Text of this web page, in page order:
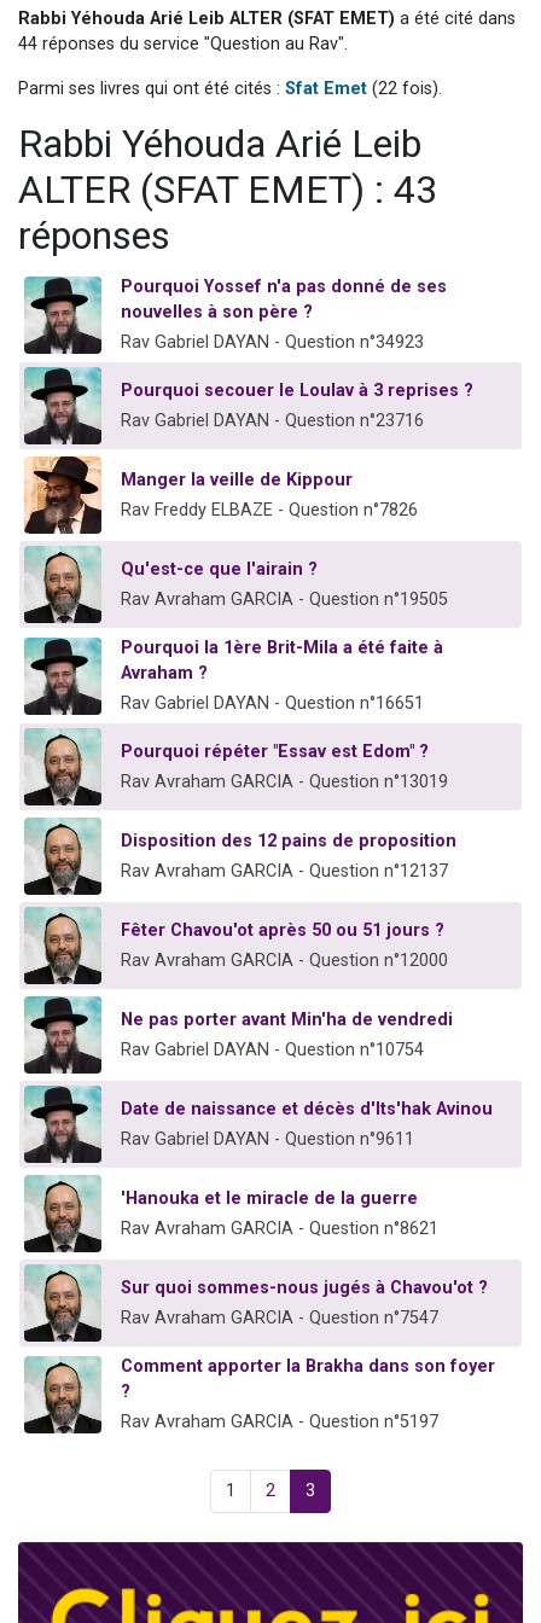
Il reste 49 places pour étudier en groupe sur Zoom
2 nouvelles musiques dans Torah-Box Music
Rabbi Yéhouda Arié Leib ALTER (SFAT EMET) a été cité dans
44 réponses du service "Question au Rav".
Parmi ses livres qui ont été cités : Sfat Emet (22 fois).
Rabbi Yéhouda Arié Leib
ALTER (SFAT EMET) : 43
réponses
Pourquoi Yossef n'a pas donné de ses
nouvelles à son père ?
Rav Gabriel DAYAN - Question n°34923
Pourquoi secouer le Loulav à 3 reprises ?
Rav Gabriel DAYAN - Question n°23716
Manger la veille de Kippour
Rav Freddy ELBAZE - Question n°7826
Qu'est-ce que l'airain ?
Rav Avraham GARCIA - Question n°19505
Pourquoi la 1ère Brit-Mila a été faite à
Avraham ?
Rav Gabriel DAYAN - Question n°16651
Pourquoi répéter "Essav est Edom" ?
Rav Avraham GARCIA - Question n°13019
Disposition des 12 pains de proposition
Rav Avraham GARCIA - Question n°12137
Fêter Chavou'ot après 50 ou 51 jours ?
Rav Avraham GARCIA - Question n°12000
Ne pas porter avant Min'ha de vendredi
Rav Gabriel DAYAN - Question n°10754
Date de naissance et décès d'Its'hak Avinou
Rav Gabriel DAYAN - Question n°9611
'Hanouka et le miracle de la guerre
Rav Avraham GARCIA - Question n°8621
Sur quoi sommes-nous jugés à Chavou'ot ?
Rav Avraham GARCIA - Question n°7547
Comment apporter la Brakha dans son foyer
?
Rav Avraham GARCIA - Question n°5197
1 2 3